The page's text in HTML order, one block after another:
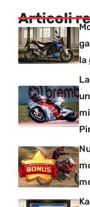
Articoli
la